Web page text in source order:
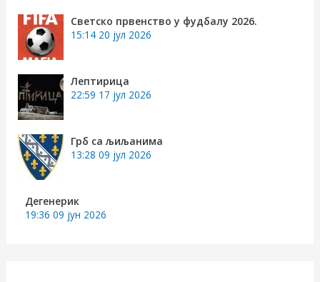
з
:
Светско првенство у фудбалу 2026.
15:14 20 јул 2026
Лептирица
22:59 17 јул 2026
Грб са љиљанима
13:28 09 јул 2026
Дегенерик
19:36 09 јун 2026